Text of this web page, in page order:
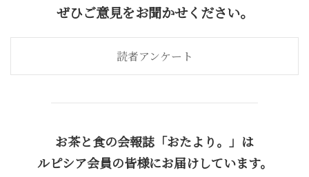
ぜひご意見をお聞かせください。
読者アンケート
お茶と食の会報誌「おたより。」は
ルピシア会員の皆様にお届けしています。